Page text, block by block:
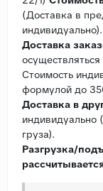
(Доставка в
индивидуально).
Доставка
Стоимость
формулой до
Доставка в
индивидуально
груза).
Разгрузка/